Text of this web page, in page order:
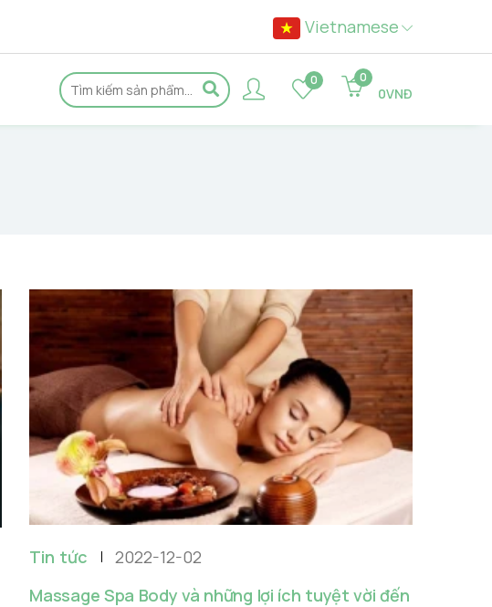
Vietnamese
0 0
0VNĐ
Tin tức
2022-12-02
Massage Spa Body và những lợi ích tuyệt vời đến